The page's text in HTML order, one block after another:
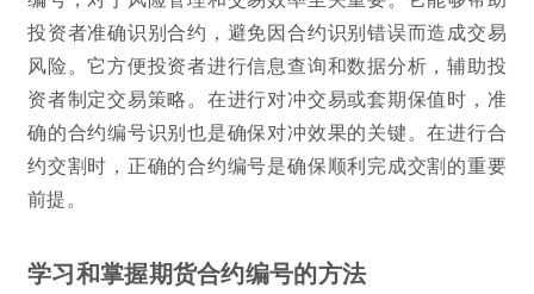
投资者准确识别合约，避免因合约识别错误而造成交易
风险。它方便投资者进行信息查询和数据分析，辅助投
资者制定交易策略。在进行对冲交易或套期保值时，准
确的合约编号识别也是确保对冲效果的关键。在进行合
约交割时，正确的合约编号是确保顺利完成交割的重要
前提。
学习和掌握期货合约编号的方法